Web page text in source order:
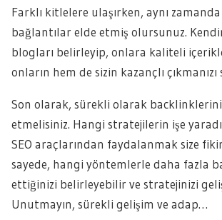
Farklı kitlelere ulaşırken, aynı
bağlantılar elde etmiş olursunuz.
blogları belirleyip, onlara kaliteli
onların hem de sizin kazançlı
Son olarak, sürekli olarak
etmelisiniz. Hangi stratejilerin işe
SEO araçlarından faydalanmak size
sayede, hangi yöntemlerle daha fazla
ettiğinizi belirleyebilir ve stratejinizi
Unutmayın, sürekli gelişim ve adap…